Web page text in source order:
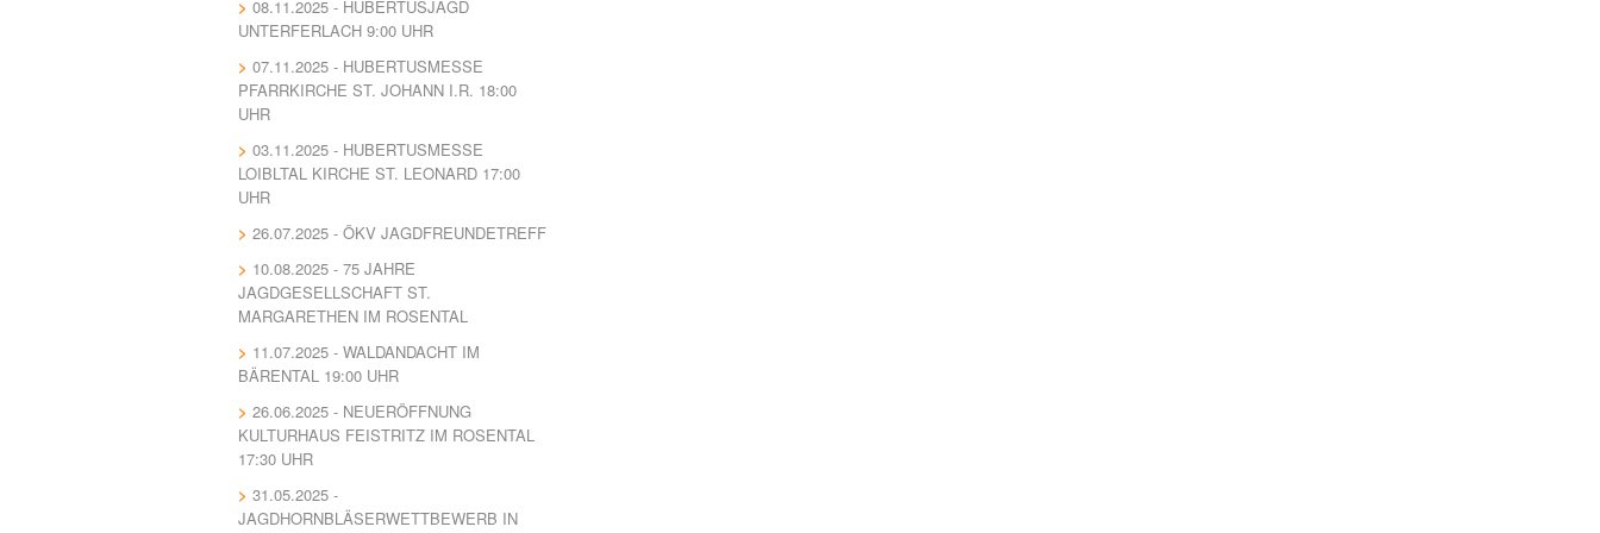
08.11.2025 - HUBERTUSJAGD
UNTERFERLACH 9:00 UHR
07.11.2025 - HUBERTUSMESSE
PFARRKIRCHE ST. JOHANN I.R. 18:00
UHR
03.11.2025 - HUBERTUSMESSE
LOIBLTAL KIRCHE ST. LEONARD 17:00
UHR
26.07.2025 - ÖKV JAGDFREUNDETREFF
10.08.2025 - 75 JAHRE
JAGDGESELLSCHAFT ST.
MARGARETHEN IM ROSENTAL
11.07.2025 - WALDANDACHT IM
BÄRENTAL 19:00 UHR
26.06.2025 - NEUERÖFFNUNG
KULTURHAUS FEISTRITZ IM ROSENTAL
17:30 UHR
31.05.2025 -
JAGDHORNBLÄSERWETTBEWERB IN